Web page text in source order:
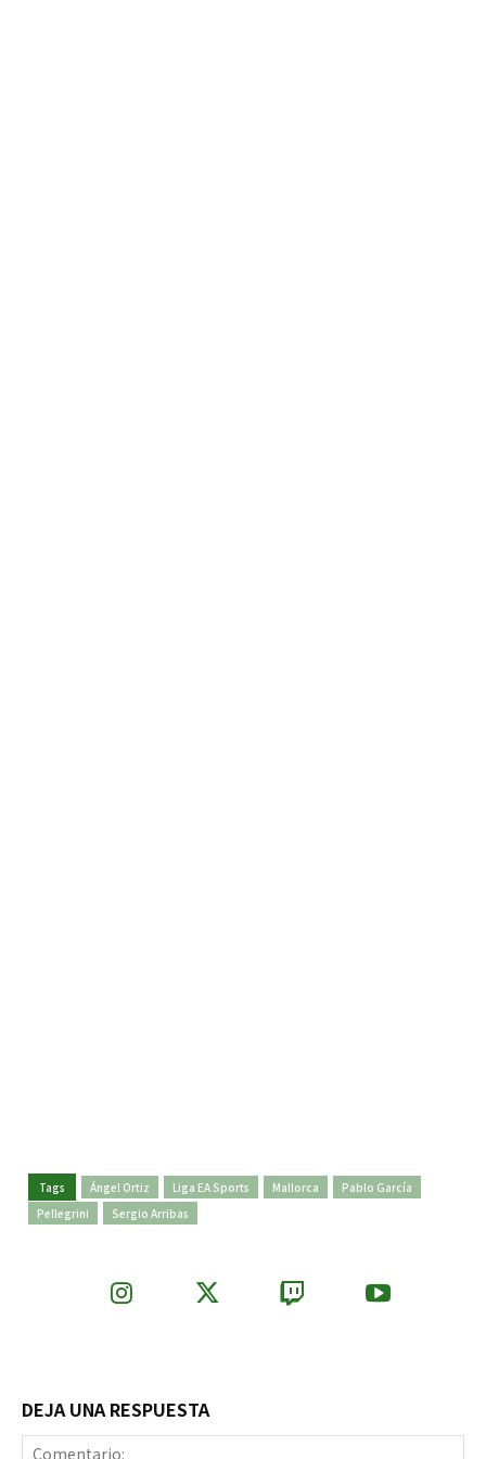
Tags Ángel Ortiz Liga EA Sports Mallorca
Pablo García
Pellegrini
Sergio Arribas
DEJA UNA RESPUESTA